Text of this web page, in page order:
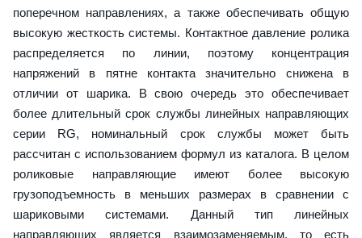
поперечном направлениях, а также обеспечивать общую
высокую жесткость системы. Контактное давление ролика
распределяется по линии, поэтому концентрация
напряжений в пятне контакта значительно снижена в
отличии от шарика. В свою очередь это обеспечивает
более длительный срок службы линейных направляющих
серии RG, номинальный срок службы может быть
рассчитан с использованием формул из каталога. В целом
роликовые направляющие имеют более высокую
грузоподъемность в меньших размерах в сравнении с
шариковыми системами. Данный тип линейных
направляющих является взаимозаменяемым, то есть